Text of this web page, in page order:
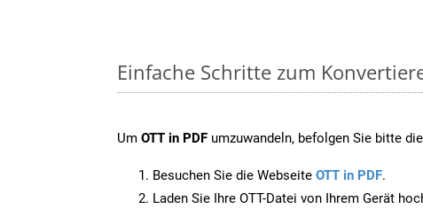
Einfache Schritte zum
Um OTT in PDF umzuwandeln, befolgen Sie bitte
Besuchen Sie die Webseite OTT in PDF.
Laden Sie Ihre OTT-Datei von Ihrem Gerät